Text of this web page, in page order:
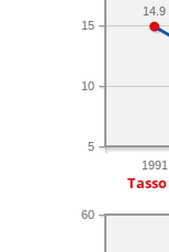
1991
5
10
15
14.9
60